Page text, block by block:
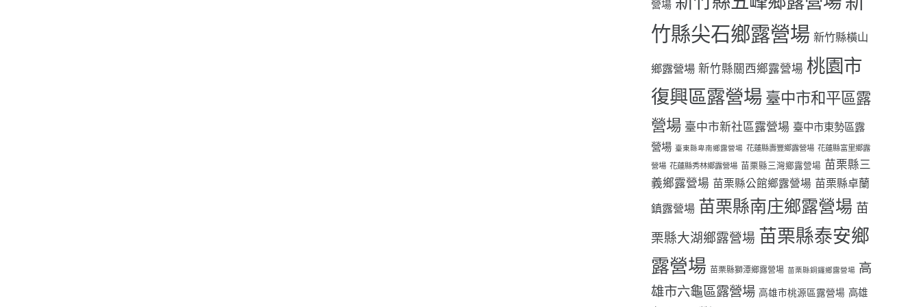
營場
竹縣尖石鄉露營場 新竹縣橫山
鄉露營場 新竹縣關西鄉露營場 桃園市
復興區露營場 臺中市和平區露
營場 臺中市新社區露營場 臺中市東勢區露
營場 臺東縣卑南鄉露營場 花蓮縣壽豐鄉露營場 花蓮縣富里鄉露
營場 花蓮縣秀林鄉露營場 苗栗縣三灣鄉露營場 苗栗縣三
義鄉露營場 苗栗縣公館鄉露營場 苗栗縣卓蘭
鎮露營場 苗栗縣南庄鄉露營場 苗
栗縣大湖鄉露營場 苗栗縣泰安鄉
露營場 苗栗縣獅潭鄉露營場 苗栗縣銅鑼鄉露營場 高
雄市六龜區露營場 高雄市桃源區露營場 高雄